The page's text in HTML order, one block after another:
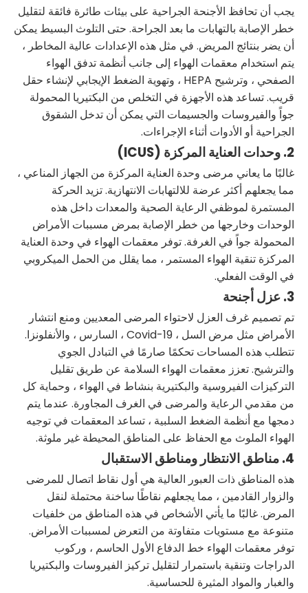
يجب أن تحافظ الأجنحة الجراحية على بيئات طائرة فائقة لتقليل
خطر الإصابة بالتهابات ما بعد الجراحة. حتى التلوث البسيط يمكن
أن يضر بنتائج المريض. في مثل هذه الإعدادات عالية المخاطر ،
يتم استخدام معقمات الهواء إلى جانب أنظمة تدفق الهواء
الصفحي ، وترشيح HEPA ، وتهوية الضغط الإيجابي لإنشاء حقل
قريب. تساعد هذه الأجهزة في التخلص من البكتيريا المحمولة
جواً والفيروسات والجسيمات التي يمكن أن تدخل الشقوق
الجراحية أو الأدوات أثناء الإجراءات.
2. وحدات العناية المركزة (ICUS)
غالبًا ما يعاني مرضى وحدة العناية المركزة من الجهاز المناعي ،
مما يجعلهم أكثر عرضة للالتهابات الانتهازية. تزيد الحركة
المستمرة لموظفي الرعاية الصحية والمعدات داخل هذه
الوحدات وخارجها من خطر الإصابة بمرض مسببات الأمراض
المحمولة جواً في الغرفة. توفر معقمات الهواء في وحدة العناية
المركزة تنقية الهواء المستمر ، مما يقلل من الحمل الميكروبي
في الوقت الفعلي.
3. عزل أجنحة
تم تصميم غرف العزل لاحتواء المرضى المعديين ومنع انتشار
الأمراض مثل مرض السل ، Covid-19 ، السارس ، والأنفلونزا.
تتطلب هذه المساحات تحكمًا صارمًا في التبادل الجوي
والترشيح. تعزز معقمات الهواء السلامة عن طريق تقليل
التركيزات الفيروسية والبكتيرية بنشاط في الهواء ، وحماية كل
من مقدمي الرعاية والمرضى في الغرف المجاورة. عندما يتم
دمجها مع أنظمة الضغط السلبية ، تساعد المعقمات في توجيه
الهواء الملوث مع الحفاظ على المناطق المحيطة غير ملوثة.
4. مناطق الانتظار ومناطق الاستقبال
هذه المناطق ذات العبور العالية هي أول نقاط اتصال للمرضى
والزوار القادمين ، مما يجعلهم نقاطًا ساخنة محتملة لنقل
المرض. غالبًا ما يأتي الأشخاص في هذه المناطق من خلفيات
متنوعة مع مستويات متفاوتة من التعرض لمسببات الأمراض.
توفر معقمات الهواء خط الدفاع الأول الحاسم ، وركوب
الدراجات وتنقية باستمرار لتقليل تركيز الفيروسات والبكتيريا
والغبار والمواد المثيرة للحساسية.